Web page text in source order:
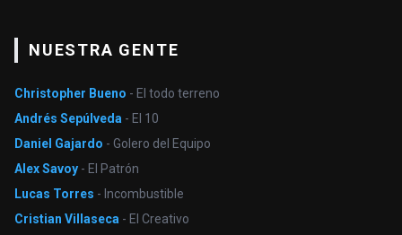
NUESTRA GENTE
Christopher Bueno - El todo terreno
Andrés Sepúlveda - El 10
Daniel Gajardo - Golero del Equipo
Alex Savoy - El Patrón
Lucas Torres - Incombustible
Cristian Villaseca - El Creativo